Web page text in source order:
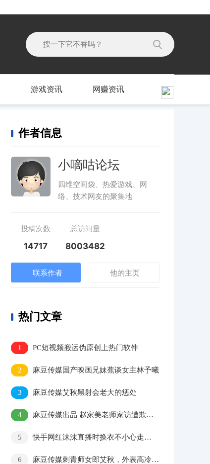
游戏资讯 网赚资讯
作者信息
小嘀咕论坛
四维空间袋、热爱游戏、网
络、技术网友的聚集地
投稿次数 总访问量
14717 8003482
联系作者 他的主页
热门文章
1 PC短视频搬运伪原创上热门软件
2 麻豆传媒国产映画兄妹蕉谈女主林予曦
3 麻豆传媒艾秋黑射会老大的惩处
4 麻豆传媒出品 赵家美老师家访遭欺负，家长大叔好凶猛！
5 快手网红沫沫直播时换衣不小心走光视频
6 麻豆传媒刺青师女郎艾秋，外表高冷内在骚气十足？